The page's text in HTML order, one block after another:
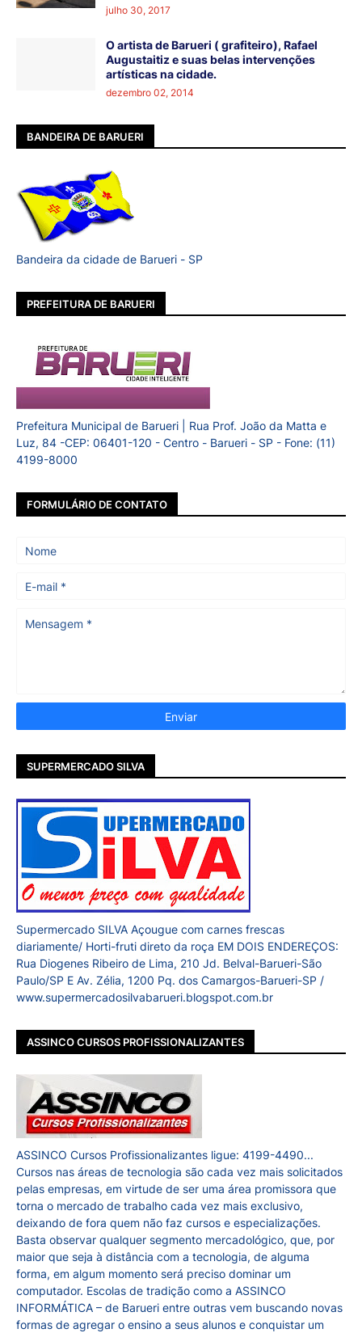
julho 30, 2017
O artista de Barueri ( grafiteiro), Rafael
Augustaitiz e suas belas intervenções
artísticas na cidade.
dezembro 02, 2014
BANDEIRA DE BARUERI
Bandeira da cidade de Barueri - SP
PREFEITURA DE BARUERI
Prefeitura Municipal de Barueri | Rua Prof. João da Matta e
Luz, 84 -CEP: 06401-120 - Centro - Barueri - SP - Fone: (11)
4199-8000
FORMULÁRIO DE CONTATO
SUPERMERCADO SILVA
Supermercado SILVA Açougue com carnes frescas
diariamente/ Horti-fruti direto da roça EM DOIS ENDEREÇOS:
Rua Diogenes Ribeiro de Lima, 210 Jd. Belval-Barueri-São
Paulo/SP E Av. Zélia, 1200 Pq. dos Camargos-Barueri-SP /
www.supermercadosilvabarueri.blogspot.com.br
ASSINCO CURSOS PROFISSIONALIZANTES
ASSINCO Cursos Profissionalizantes ligue: 4199-4490...
Cursos nas áreas de tecnologia são cada vez mais solicitados
pelas empresas, em virtude de ser uma área promissora que
torna o mercado de trabalho cada vez mais exclusivo,
deixando de fora quem não faz cursos e especializações.
Basta observar qualquer segmento mercadológico, que, por
maior que seja à distância com a tecnologia, de alguma
forma, em algum momento será preciso dominar um
computador. Escolas de tradição como a ASSINCO
INFORMÁTICA – de Barueri entre outras vem buscando novas
formas de agregar o ensino a seus alunos e conquistar um